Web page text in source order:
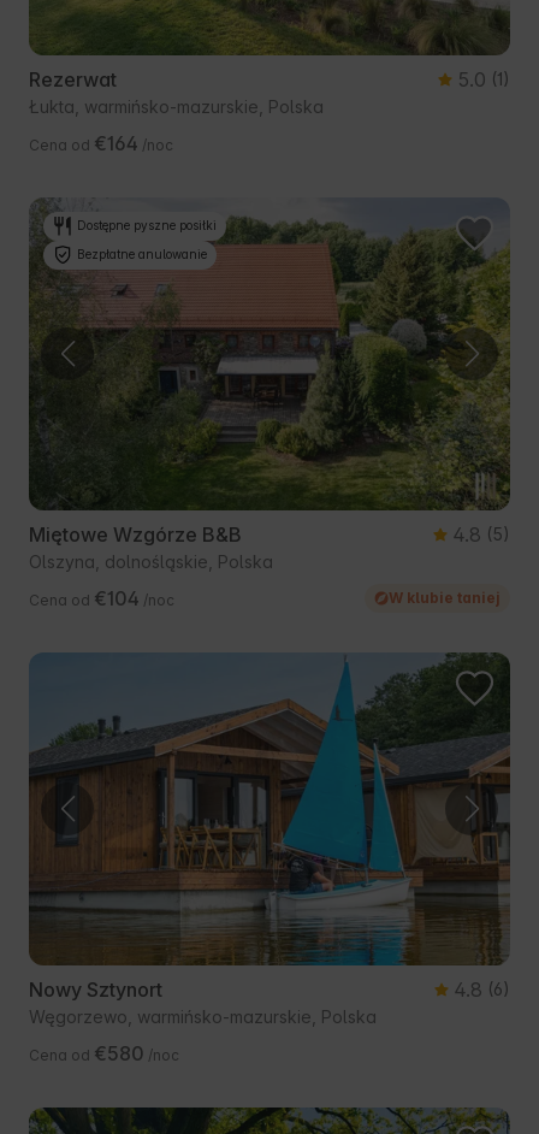
Rezerwat 5.0 (1)
Łukta, warmińsko-mazurskie, Polska
Cena od €164 /noc
Dostępne pyszne posiłki
Bezpłatne anulowanie
Miętowe Wzgórze B&B 4.8 (5)
Olszyna, dolnośląskie, Polska
Cena od €104 /noc W klubie taniej
Nowy Sztynort 4.8 (6)
Węgorzewo, warmińsko-mazurskie, Polska
Cena od €580 /noc